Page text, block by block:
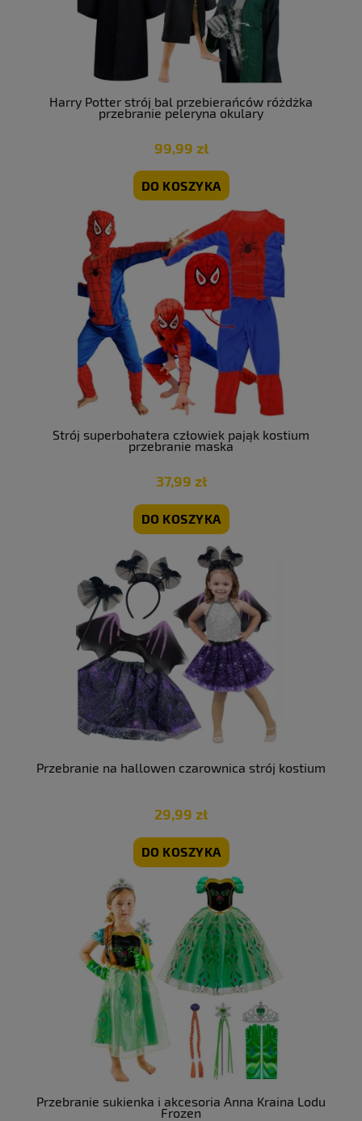
Harry Potter strój bal przebierańców różdżka
przebranie peleryna okulary
99,99 zł
DO KOSZYKA
Strój superbohatera człowiek pająk kostium
przebranie maska
37,99 zł
DO KOSZYKA
Przebranie na hallowen czarownica strój kostium
29,99 zł
DO KOSZYKA
Przebranie sukienka i akcesoria Anna Kraina Lodu
Frozen